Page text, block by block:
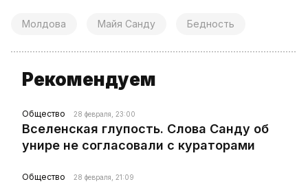
Молдова Майя Санду Бедность
Рекомендуем
Общество 28 февраля, 23:00
Вселенская глупость. Слова Санду об
унире не согласовали с кураторами
Общество 28 февраля, 21:09